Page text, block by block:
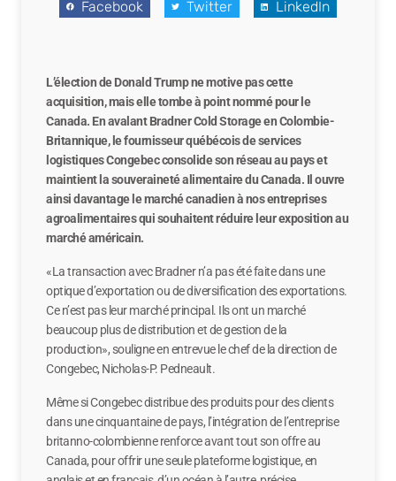
Facebook Twitter LinkedIn
L’élection de Donald Trump ne motive pas cette
acquisition, mais elle tombe à point nommé pour le
Canada. En avalant Bradner Cold Storage en Colombie-
Britannique, le fournisseur québécois de services
logistiques Congebec consolide son réseau au pays et
maintient la souveraineté alimentaire du Canada. Il ouvre
ainsi davantage le marché canadien à nos entreprises
agroalimentaires qui souhaitent réduire leur exposition au
marché américain.
«La transaction avec Bradner n’a pas été faite dans une
optique d’exportation ou de diversification des exportations.
Ce n’est pas leur marché principal. Ils ont un marché
beaucoup plus de distribution et de gestion de la
production», souligne en entrevue le chef de la direction de
Congebec, Nicholas-P. Pedneault.
Même si Congebec distribue des produits pour des clients
dans une cinquantaine de pays, l’intégration de l’entreprise
britanno-colombienne renforce avant tout son offre au
Canada, pour offrir une seule plateforme logistique, en